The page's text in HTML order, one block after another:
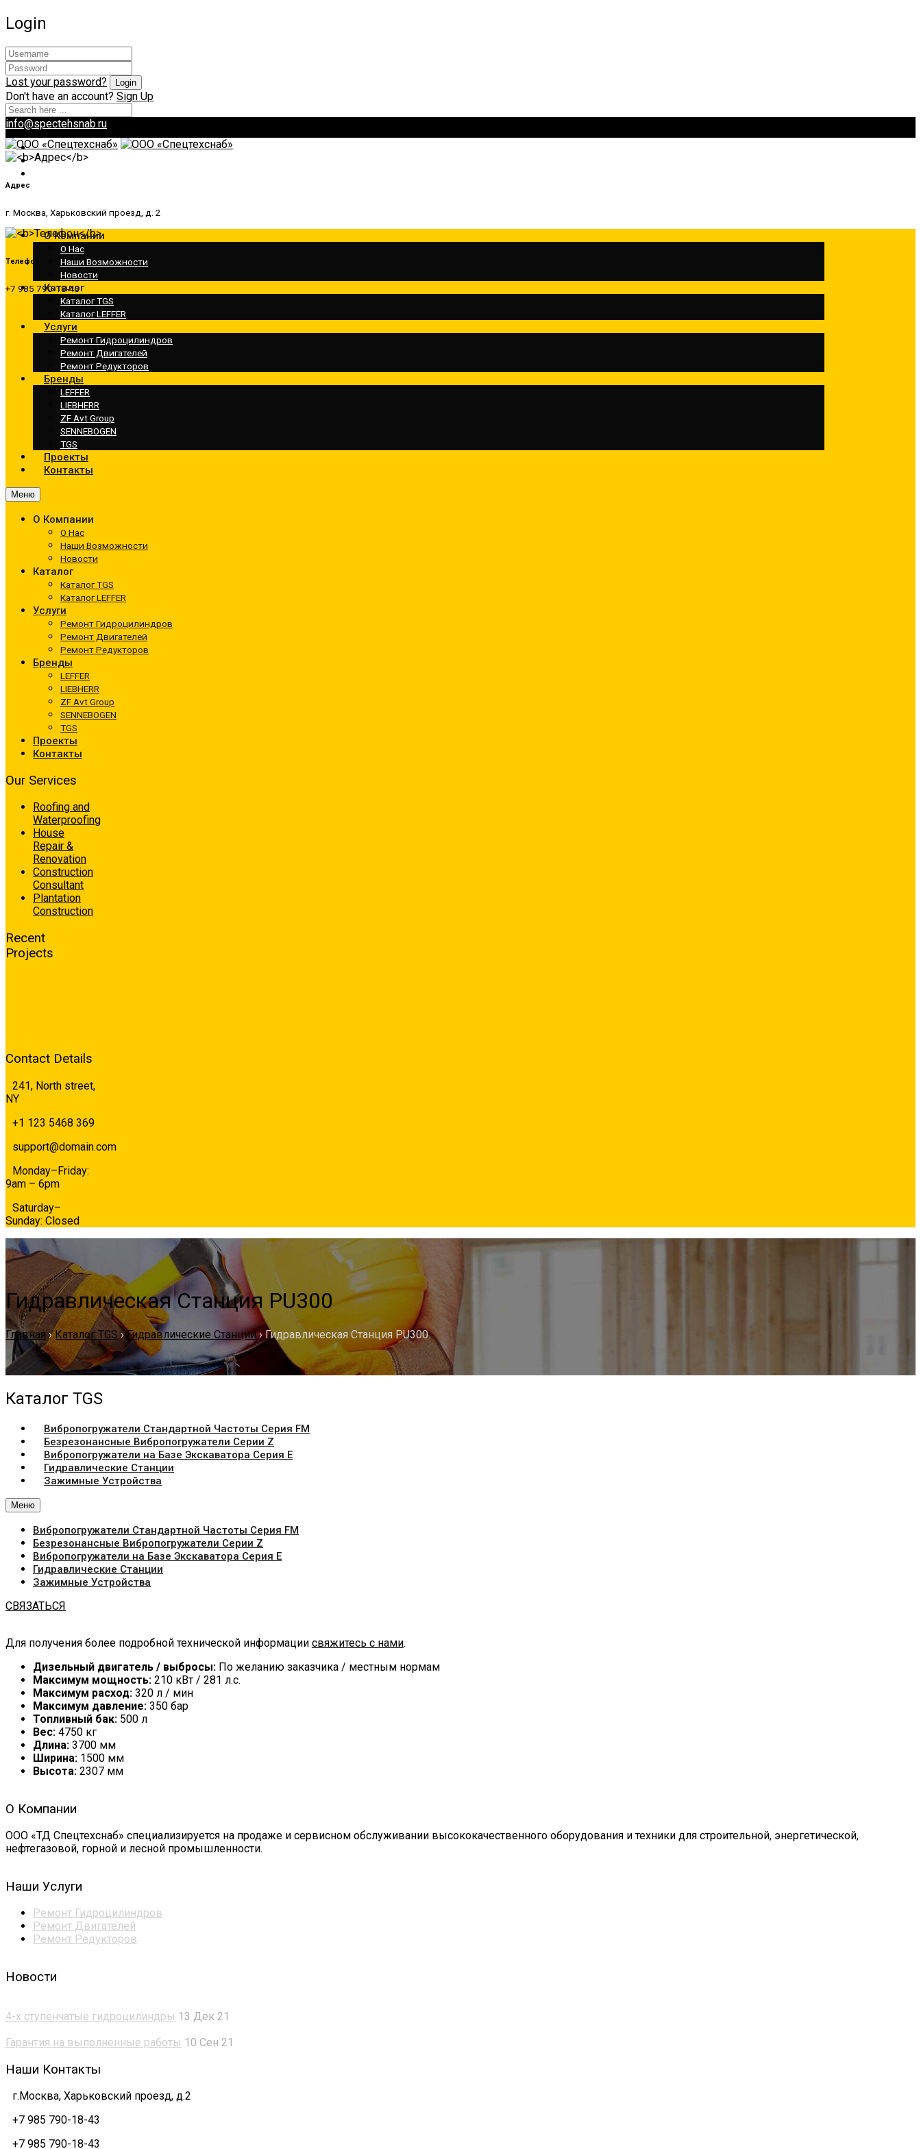
Login
Lost your password?
Don't have an account? Sign Up
info@spectehsnab.ru
Адрес
г. Москва, Харьковский проезд, д. 2
Телефон
+7 985 790-18-43
О Компании
О Нас
Наши Возможности
Новости
Каталог
Каталог TGS
Каталог LEFFER
Услуги
Ремонт Гидроцилиндров
Ремонт Двигателей
Ремонт Редукторов
Бренды
LEFFER
LIEBHERR
ZF Avt Group
SENNEBOGEN
TGS
Проекты
Контакты
Меню
О Компании
О Нас
Наши Возможности
Новости
Каталог
Каталог TGS
Каталог LEFFER
Услуги
Ремонт Гидроцилиндров
Ремонт Двигателей
Ремонт Редукторов
Бренды
LEFFER
LIEBHERR
ZF Avt Group
SENNEBOGEN
TGS
Проекты
Контакты
Our Services
Roofing and
Waterproofing
House
Repair &
Renovation
Construction
Consultant
Plantation
Construction
Recent
Projects
Contact Details
241, North street,
NY
+1 123 5468 369
support@domain.com
Monday–Friday:
9am – 6pm
Saturday–
Sunday: Closed
Гидравлическая Станция PU300
Главная›Каталог TGS ›Гидравлические Станции›Гидравлическая Станция PU300
Каталог TGS
Вибропогружатели Стандартной Частоты Серия FM
Безрезонансные Вибропогружатели Серии Z
Вибропогружатели на Базе Экскаватора Серия Е
Гидравлические Станции
Зажимные Устройства
Меню
Вибропогружатели Стандартной Частоты Серия FM
Безрезонансные Вибропогружатели Серии Z
Вибропогружатели на Базе Экскаватора Серия Е
Гидравлические Станции
Зажимные Устройства
СВЯЗАТЬСЯ
Для получения более подробной технической информации свяжитесь с нами.
Дизельный двигатель / выбросы: По желанию заказчика / местным нормам
Максимум мощность: 210 кВт / 281 л.с.
Максимум расход: 320 л / мин
Максимум давление: 350 бар
Топливный бак: 500 л
Вес: 4750 кг
Длина: 3700 мм
Ширина: 1500 мм
Высота: 2307 мм
О Компании
ООО «ТД Спецтехснаб» специализируется на продаже и сервисном обслуживании высококачественного оборудования и техники для строительной, энергетической,
нефтегазовой, горной и лесной промышленности.
Наши Услуги
Ремонт Гидроцилиндров
Ремонт Двигателей
Ремонт Редукторов
Новости
4-х ступенчатые гидроцилиндры 13 Дек 21
Гарантия на выполненные работы 10 Сен 21
Наши Контакты
г.Москва, Харьковский проезд, д.2
+7 985 790-18-43
+7 985 790-18-43